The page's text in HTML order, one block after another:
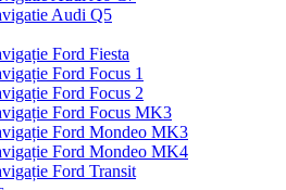
Audi Q5
Ford Fiesta
Ford Focus 1
Ford Focus 2
Ford Focus MK3
Ford Mondeo MK3
Ford Mondeo MK4
Ford Transit